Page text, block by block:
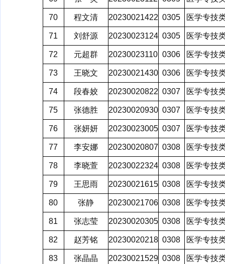
70 程文清 20230021422 0305 医学专技
71 刘舒源 20230023124 0305 医学专技
72 元超群 20230023110 0306 医学专技
73 王晓文 20230021430 0306 医学专技
74 段春姣 20230020822 0307 医学专技
75 张德胜 20230020930 0307 医学专技
76 张妍妍 20230023005 0307 医学专技
77 李安娜 20230020807 0308 医学专技
78 李晓萱 20230022324 0308 医学专技
79 王思雨 20230021615 0308 医学专技
80 张静 20230021706 0308 医学专技
81 张志莹 20230020305 0308 医学专技
82 赵芳铭 20230020218 0308 医学专技
83 张晶晶 20230021529 0308 医学专技